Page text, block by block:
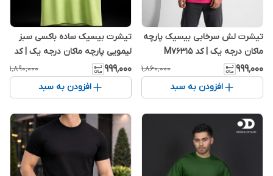
تیشرت لش سرخابی بیسیک پارچه
ماکان درجه یک | کد M76315
۹۹۹٬۰۰۰ ۱٬۸۶۰٬۰۰۰
افزودن به سبد
تیشرت بیسیک ساده باکسی سبز
لیمویی پارچه ماکان درجه یک | کد
G35
۹۹۹٬۰۰۰ ۱٬۸۹۰٬۰۰۰
افزودن به سبد